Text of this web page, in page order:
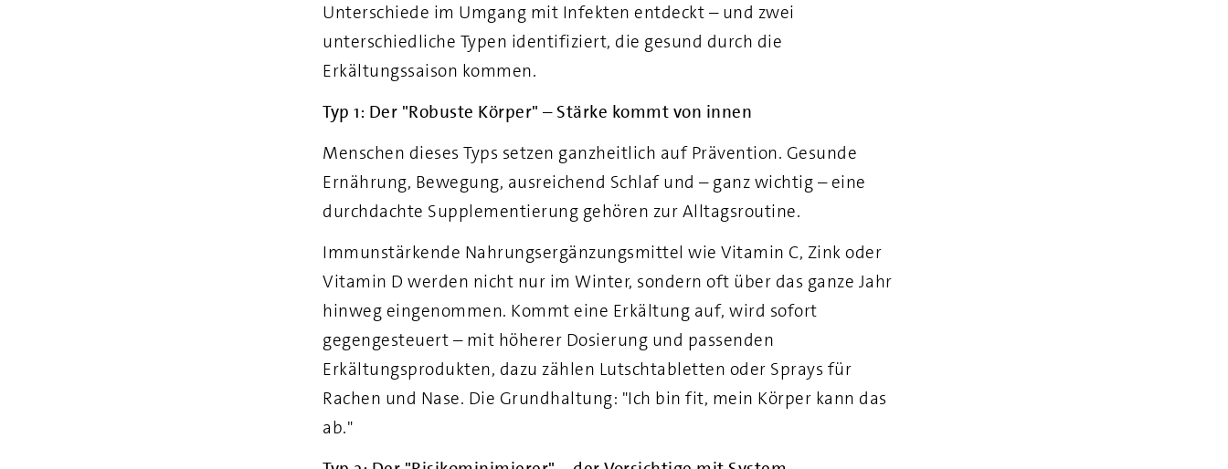
Unterschiede im Umgang mit Infekten entdeckt – und zwei
unterschiedliche Typen identifiziert, die gesund durch die
Erkältungssaison kommen.
Typ 1: Der "Robuste Körper" – Stärke kommt von innen
Menschen dieses Typs setzen ganzheitlich auf Prävention. Gesunde
Ernährung, Bewegung, ausreichend Schlaf und – ganz wichtig – eine
durchdachte Supplementierung gehören zur Alltagsroutine.
Immunstärkende Nahrungsergänzungsmittel wie Vitamin C, Zink oder
Vitamin D werden nicht nur im Winter, sondern oft über das ganze Jahr
hinweg eingenommen. Kommt eine Erkältung auf, wird sofort
gegengesteuert – mit höherer Dosierung und passenden
Erkältungsprodukten, dazu zählen Lutschtabletten oder Sprays für
Rachen und Nase. Die Grundhaltung: "Ich bin fit, mein Körper kann das
ab."